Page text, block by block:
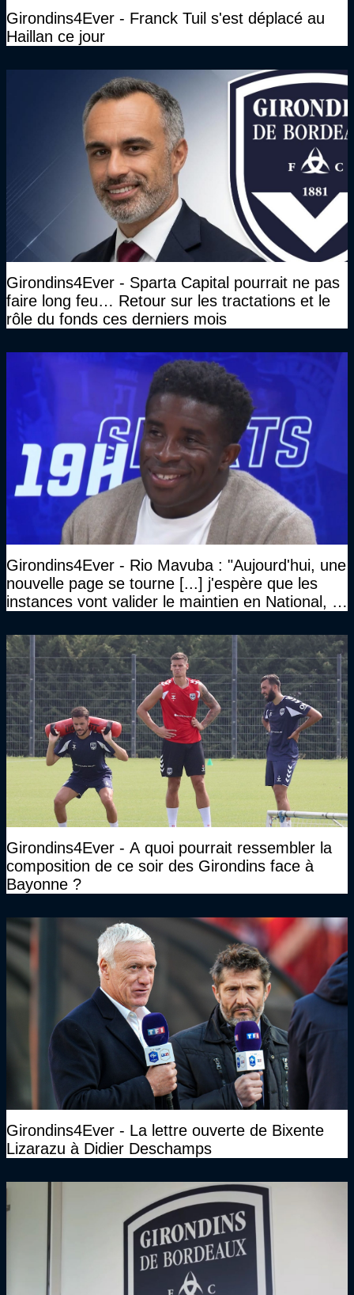
Girondins4Ever - Franck Tuil s'est déplacé au
Haillan ce jour
Girondins4Ever - Sparta Capital pourrait ne pas
faire long feu… Retour sur les tractations et le
rôle du fonds ces derniers mois
Girondins4Ever - Rio Mavuba : "Aujourd'hui, une
nouvelle page se tourne [...] j'espère que les
instances vont valider le maintien en National, et
haut niveau"
Girondins4Ever - A quoi pourrait ressembler la
composition de ce soir des Girondins face à
Bayonne ?
Girondins4Ever - La lettre ouverte de Bixente
Lizarazu à Didier Deschamps